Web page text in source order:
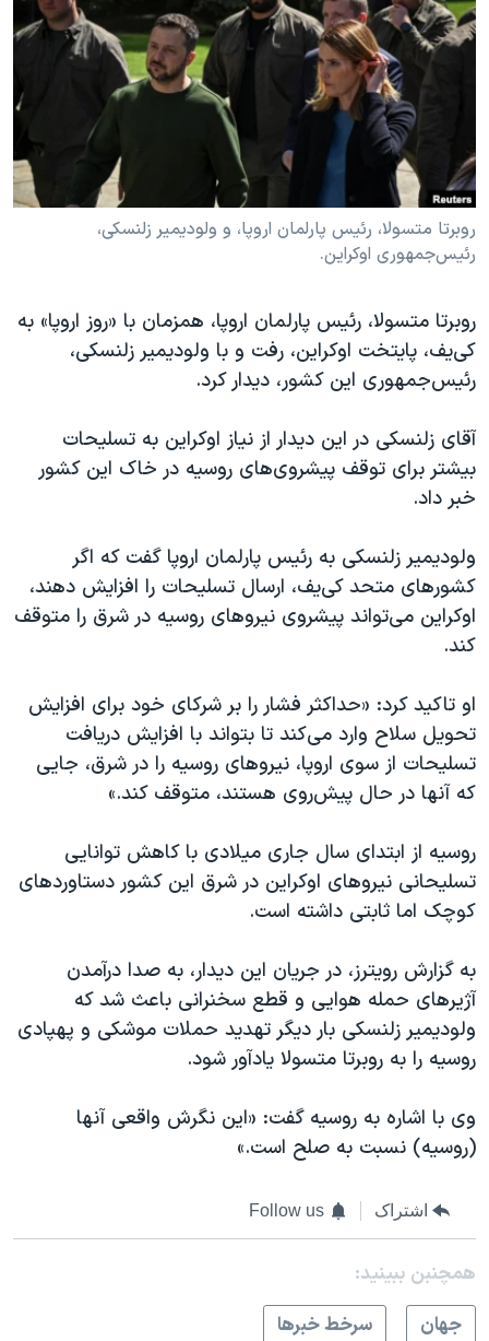
فرهنگ و زندگی
حقوق شهروندی
اقتصادی
علم و فناوری
اسرائیل در جنگ
گالری عکس
آرشیو پخش زنده
مستندها
انتخابات ریاست جمهوری آمریکا ۲۰۲۴
حمله جمهوری اسلامی به اسرائیل
رمز مهسا
ورزش زنان در ایران
اعتراضات زن، زندگی، آزادی
مجموعه مستندهای دادخواهی
دادگاه حمید نوری
چهل سال گروگان‌گیری
اعتراضات مردمی آبان ۹۸
اسرائیل در جنگ
همایش محافظه‌کاران آمریکا «سی‌پک»
صفحه‌های ویژه
سفر پرزیدنت ترامپ به چین
دنبال کنید
زبانهای مختلف
روبرتا متسولا، رئیس پارلمان اروپا، و ولودیمیر زلنسکی،
رئیس‌جمهوری اوکراین.
روبرتا متسولا، رئیس پارلمان اروپا، همزمان با «روز اروپا» به
کی‌یف، پایتخت اوکراین، رفت و با ولودیمیر زلنسکی،
رئیس‌جمهوری این کشور، دیدار کرد.
آقای زلنسکی در این دیدار از نیاز اوکراین به تسلیحات
بیشتر برای توقف پیشروی‌های روسیه در خاک این کشور
خبر داد.
ولودیمیر زلنسکی به رئیس پارلمان اروپا گفت که اگر
کشورهای متحد کی‌یف، ارسال تسلیحات را افزایش دهند،
اوکراین می‌تواند پیشروی نیروهای روسیه در شرق را متوقف
کند.
او تاکید کرد: «حداکثر فشار را بر شرکای خود برای افزایش
تحویل سلاح وارد می‌کند تا بتواند با افزایش دریافت
تسلیحات از سوی اروپا، نیروهای روسیه را در شرق، جایی
که آنها در حال پیش‌روی هستند، متوقف کند.»
روسیه از ابتدای سال جاری میلادی با کاهش توانایی
تسلیحانی نیروهای اوکراین در شرق این کشور دستاوردهای
کوچک اما ثابتی داشته است.
به گزارش رویترز، در جریان این دیدار، به صدا درآمدن
آژیرهای حمله هوایی و قطع سخنرانی باعث شد که
ولودیمیر زلنسکی بار دیگر تهدید حملات موشکی و پهپادی
روسیه را به روبرتا متسولا یادآور شود.
وی با اشاره به روسیه گفت: «این نگرش واقعی آنها
(روسیه) نسبت به صلح است.»
اشتراک Follow us
همچنبن ببینید:
جهان
سرخط خبرها